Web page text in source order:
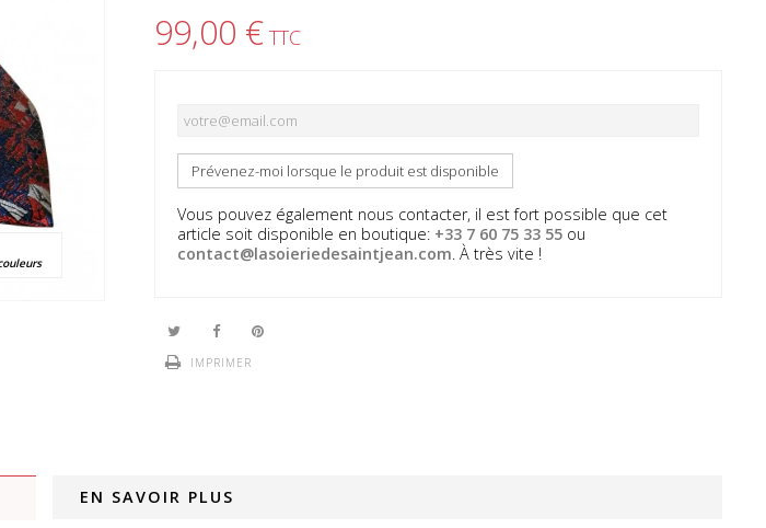
99,00 € TTC
Prévenez-moi lorsque le produit est disponible
Vous pouvez également nous contacter, il est fort possible que cet
article soit disponible en boutique: +33 7 60 75 33 55ou
contact@lasoieriedesaintjean.com. À très vite !
IMPRIMER
EN SAVOIR PLUS